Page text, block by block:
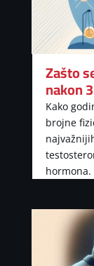
Zašto
nakon
Kako
brojne